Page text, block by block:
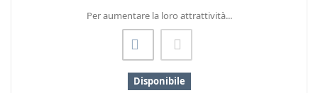
Per aumentare la loro attrattività...
Disponibile